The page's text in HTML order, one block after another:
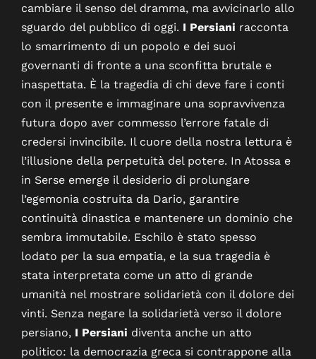
cambiare il senso del dramma, ma avvicinarlo allo
sguardo del pubblico di oggi. I Persiani racconta
lo smarrimento di un popolo e dei suoi
governanti di fronte a una sconfitta brutale e
inaspettata. È la tragedia di chi deve fare i conti
con il presente e immaginare una sopravvivenza
futura dopo aver commesso l’errore fatale di
credersi invincibile. Il cuore della nostra lettura è
l’illusione della perpetuità del potere. In Atossa e
in Serse emerge il desiderio di prolungare
l’egemonia costruita da Dario, garantire
continuità dinastica e mantenere un dominio che
sembra immutabile. Eschilo è stato spesso
lodato per la sua empatia, e la sua tragedia è
stata interpretata come un atto di grande
umanità nel mostrare solidarietà con il dolore dei
vinti. Senza negare la solidarietà verso il dolore
persiano, I Persiani diventa anche un atto
politico: la democrazia greca si contrappone alla